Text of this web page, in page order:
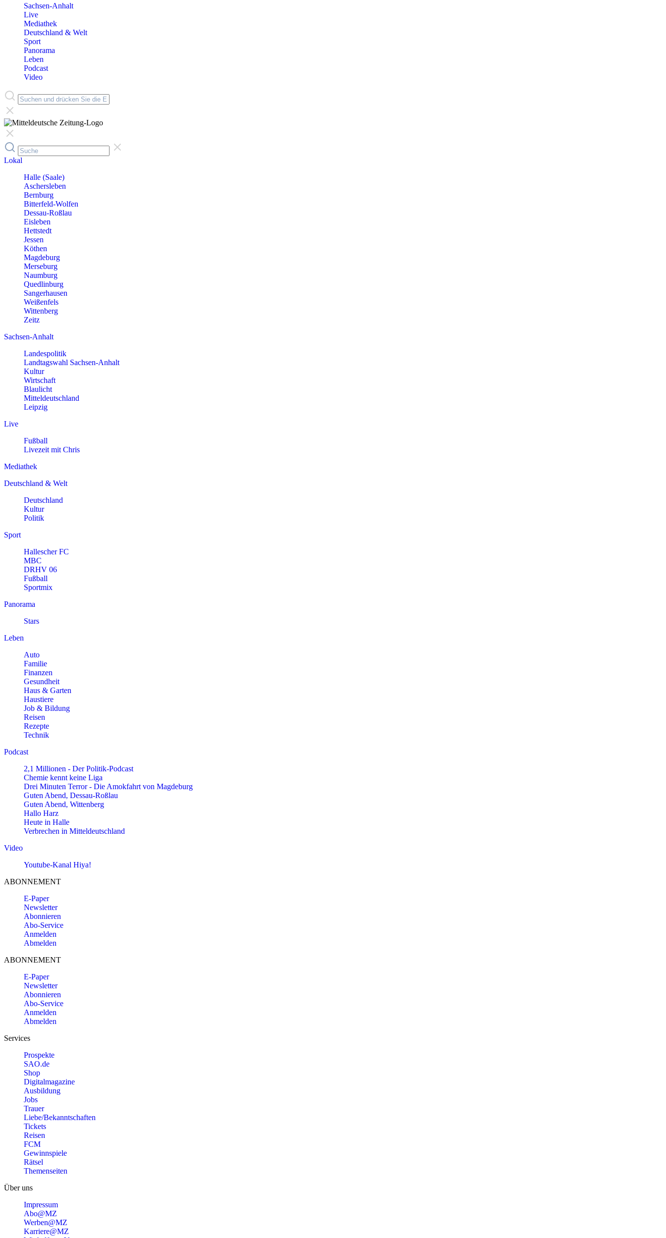
Sachsen-Anhalt
Live
Mediathek
Deutschland & Welt
Sport
Panorama
Leben
Podcast
Video
Lokal
Halle (Saale)
Aschersleben
Bernburg
Bitterfeld-Wolfen
Dessau-Roßlau
Eisleben
Hettstedt
Jessen
Köthen
Magdeburg
Merseburg
Naumburg
Quedlinburg
Sangerhausen
Weißenfels
Wittenberg
Zeitz
Sachsen-Anhalt
Landespolitik
Landtagswahl Sachsen-Anhalt
Kultur
Wirtschaft
Blaulicht
Mitteldeutschland
Leipzig
Live
Fußball
Livezeit mit Chris
Mediathek
Deutschland & Welt
Deutschland
Kultur
Politik
Sport
Hallescher FC
MBC
DRHV 06
Fußball
Sportmix
Panorama
Stars
Leben
Auto
Familie
Finanzen
Gesundheit
Haus & Garten
Haustiere
Job & Bildung
Reisen
Rezepte
Technik
Podcast
2,1 Millionen - Der Politik-Podcast
Chemie kennt keine Liga
Drei Minuten Terror - Die Amokfahrt von Magdeburg
Guten Abend, Dessau-Roßlau
Guten Abend, Wittenberg
Hallo Harz
Heute in Halle
Verbrechen in Mitteldeutschland
Video
Youtube-Kanal Hiya!
ABONNEMENT
E-Paper
Newsletter
Abonnieren
Abo-Service
Anmelden
Abmelden
ABONNEMENT
E-Paper
Newsletter
Abonnieren
Abo-Service
Anmelden
Abmelden
Services
Prospekte
SAO.de
Shop
Digitalmagazine
Ausbildung
Jobs
Trauer
Liebe/Bekanntschaften
Tickets
Reisen
FCM
Gewinnspiele
Rätsel
Themenseiten
Über uns
Impressum
Abo@MZ
Werben@MZ
Karriere@MZ